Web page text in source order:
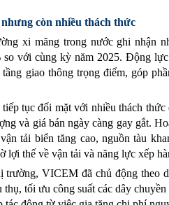
còn nhiều thách thức
xi măng trong nước ghi nhận
với cùng kỳ năm 2025. Động
giao thông trọng điểm, góp
tục đối mặt với nhiều thách
và giá bán ngày càng gay gắt.
tải biển tăng cao, nguồn tàu
lợi thế về vận tải và năng lực xếp
trường, VICEM đã chủ động theo
thụ, tối ưu công suất các dây